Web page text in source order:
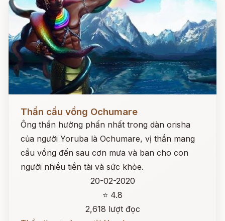
Đọc ngay
Thần cầu vồng Ochumare
Ông thần hường phấn nhất trong dàn orisha
của người Yoruba là Ochumare, vị thần mang
cầu vồng đến sau cơn mưa và ban cho con
người nhiều tiền tài và sức khỏe.
20-02-2020
⭐ 4.8
2,618 lượt đọc